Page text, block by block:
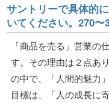
サントリーで具体的
いてください。270〜
「商品を売る」営業の
す。その理由は２点あ
の中で、「人間的魅力
目標は、「人の成長に